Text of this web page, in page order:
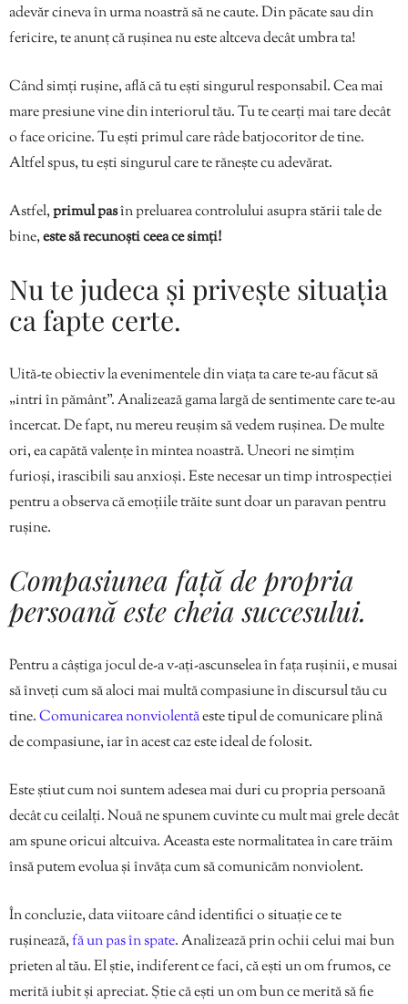
adevăr cineva în urma noastră să ne caute. Din păcate sau din
fericire, te anunț că rușinea nu este altceva decât umbra ta!
Când simți rușine, află că tu ești singurul responsabil. Cea mai
mare presiune vine din interiorul tău. Tu te cearți mai tare decât
o face oricine. Tu ești primul care râde batjocoritor de tine.
Altfel spus, tu ești singurul care te rănește cu adevărat.
Astfel,primul pasîn preluarea controlului asupra stării tale de
bine,este să recunoști ceea ce simți!
Nu te judeca și privește situația
ca fapte certe.
Uită-te obiectiv la evenimentele din viața ta care te-au făcut să
„intri în pământ”. Analizează gama largă de sentimente care te-au
încercat. De fapt, nu mereu reușim să vedem rușinea. De multe
ori, ea capătă valențe în mintea noastră. Uneori ne simțim
furioși, irascibili sau anxioși. Este necesar un timp introspecției
pentru a observa că emoțiile trăite sunt doar un paravan pentru
rușine.
Compasiunea față de propria
persoană este cheia succesului.
Pentru a câștiga jocul de-a v-ați-ascunselea în fața rușinii, e musai
să înveți cum să aloci mai multă compasiune în discursul tău cu
tine.Comunicarea nonviolentăeste tipul de comunicare plină
de compasiune, iar în acest caz este ideal de folosit.
Este știut cum noi suntem adesea mai duri cu propria persoană
decât cu ceilalți. Nouă ne spunem cuvinte cu mult mai grele decât
am spune oricui altcuiva. Aceasta este normalitatea în care trăim
însă putem evolua și învăța cum să comunicăm nonviolent.
În concluzie, data viitoare când identifici o situație ce te
rușinează,fă un pas în spate. Analizează prin ochii celui mai bun
prieten al tău. El știe, indiferent ce faci, că ești un om frumos, ce
merită iubit și apreciat. Știe că ești un om bun ce merită să fie